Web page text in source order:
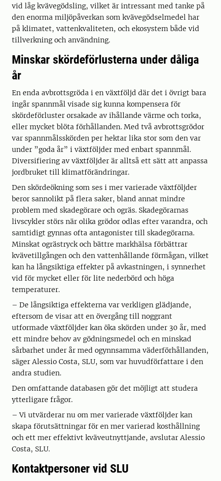
vid låg kvävegödsling, vilket är intressant med tanke på
den enorma miljöpåverkan som kvävegödselmedel har
på klimatet, vattenkvaliteten, och ekosystem både vid
tillverkning och användning.
Minskar skördeförlusterna under dåliga
år
En enda avbrottsgröda i en växtföljd där det i övrigt bara
ingår spannmål visade sig kunna kompensera för
skördeförluster orsakade av ihållande värme och torka,
eller mycket blöta förhållanden. Med två avbrottsgrödor
var spannmålsskörden per hektar lika stor som den var
under ”goda år” i växtföljder med enbart spannmål.
Diversifiering av växtföljder är alltså ett sätt att anpassa
jordbruket till klimatförändringar.
Den skördeökning som ses i mer varierade växtföljder
beror sannolikt på flera saker, bland annat mindre
problem med skadegörare och ogräs. Skadegörarnas
livscykler störs när olika grödor odlas efter varandra, och
samtidigt gynnas ofta antagonister till skadegörarna.
Minskat ogrästryck och bättre markhälsa förbättrar
kvävetillgången och den vattenhållande förmågan, vilket
kan ha långsiktiga effekter på avkastningen, i synnerhet
vid för mycket eller för lite nederbörd och höga
temperaturer.
– De långsiktiga effekterna var verkligen glädjande,
eftersom de visar att en övergång till noggrant
utformade växtföljder kan öka skörden under 30 år, med
ett mindre behov av gödningsmedel och en minskad
sårbarhet under år med ogynnsamma väderförhållanden,
säger Alessio Costa, SLU, som var huvudförfattare i den
andra studien.
Den omfattande databasen gör det möjligt att studera
ytterligare frågor.
– Vi utvärderar nu om mer varierade växtföljder kan
skapa förutsättningar för en mer varierad kosthållning
och ett mer effektivt kväveutnyttjande, avslutar Alessio
Costa, SLU.
Kontaktpersoner vid SLU